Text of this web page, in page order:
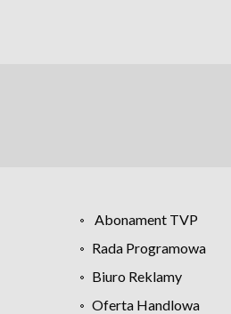
Abonament TVP
Rada Programowa
Biuro Reklamy
Oferta Handlowa